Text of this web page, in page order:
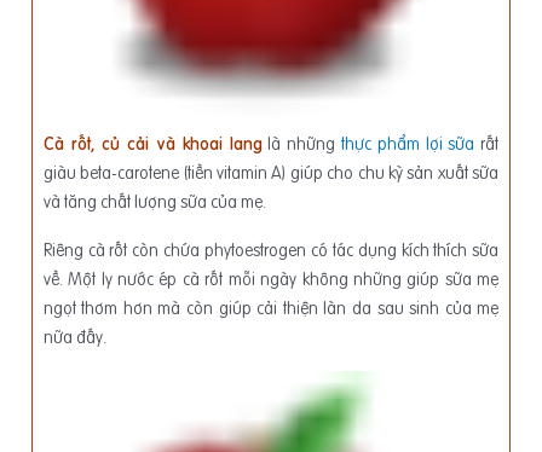
Cà rốt, củ cải và khoai langlà nhữngthực phẩm lợi sữa rất
giàu beta-carotene (tiền vitamin A) giúp cho chu kỳ sản xuất sữa
và tăng chất lượng sữa của mẹ.
Riêng cà rốt còn chứa phytoestrogen có tác dụng kích thích sữa
về. Một ly nước ép cà rốt mỗi ngày không những giúp sữa mẹ
ngọt thơm hơn mà còn giúp cải thiện làn da sau sinh của mẹ
nữa đấy.